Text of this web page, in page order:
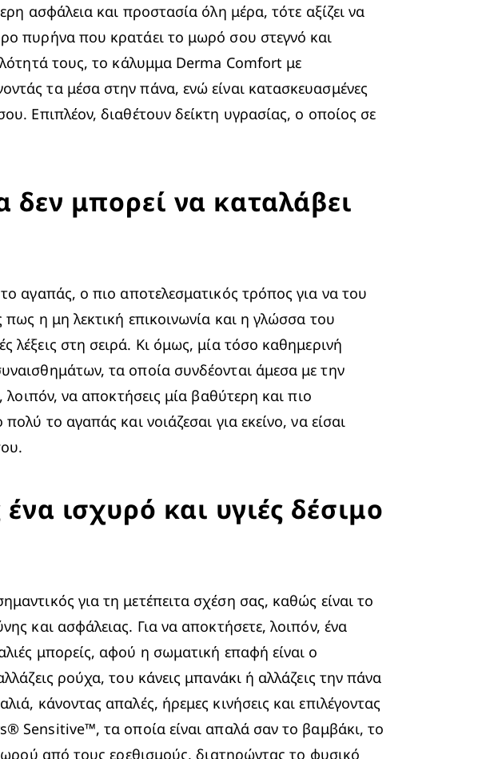
ασφάλεια και προστασία όλη μέρα, τότε αξίζει να
πυρήνα που κρατάει το μωρό σου στεγνό και
τους, το κάλυμμα Derma Comfort με
τα μέσα στην πάνα, ενώ είναι κατασκευασμένες
Επιπλέον, διαθέτουν δείκτη υγρασίας, ο οποίος σε
μπορεί να καταλάβει
αγαπάς, ο πιο αποτελεσματικός τρόπος για να του
η μη λεκτική επικοινωνία και η γλώσσα του
στη σειρά. Κι όμως, μία τόσο καθημερινή
τα οποία συνδέονται άμεσα με την
να αποκτήσεις μία βαθύτερη και πιο
το αγαπάς και νοιάζεσαι για εκείνο, να είσαι
ισχυρό και υγιές δέσιμο
για τη μετέπειτα σχέση σας, καθώς είναι το
και ασφάλειας. Για να αποκτήσετε, λοιπόν, ένα
μπορείς, αφού η σωματική επαφή είναι ο
ρούχα, του κάνεις μπανάκι ή αλλάζεις την πάνα
κάνοντας απαλές, ήρεμες κινήσεις και επιλέγοντας
Sensitive™, τα οποία είναι απαλά σαν το βαμβάκι, το
από τους ερεθισμούς, διατηρώντας το φυσικό